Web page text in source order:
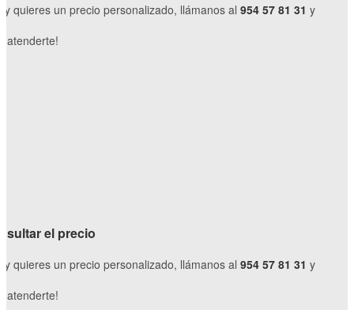
y quieres un precio personalizado, llámanos al 954 57 81 31 y
atenderte!
el precio
y quieres un precio personalizado, llámanos al 954 57 81 31 y
atenderte!